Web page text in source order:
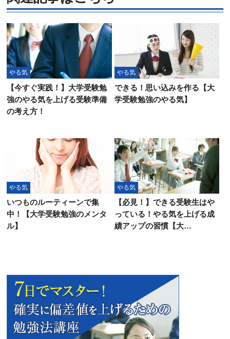
やる気
【今すぐ実践！】大学受験勉
強のやる気を上げる受験準備
の考え方！
やる気
できる！思い込みを作る【大
学受験勉強のやる気】
やる気
いつものルーティーンで集
中！【大学受験勉強のメンタ
ル】
やる気
【必見！】できる受験生はや
っている！やる気を上げる成
績アップの習慣【大…